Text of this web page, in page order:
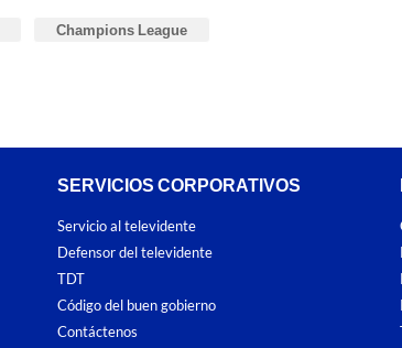
Champions League
SERVICIOS CORPORATIVOS
Servicio al televidente
Defensor del televidente
TDT
Código del buen gobierno
Contáctenos